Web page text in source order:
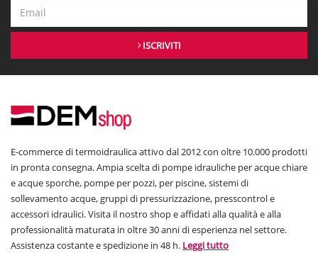
ISCRIVITI
E-commerce di termoidraulica attivo dal 2012 con oltre 10.000 prodotti
in pronta consegna. Ampia scelta di pompe idrauliche per acque chiare
e acque sporche, pompe per pozzi, per piscine, sistemi di
sollevamento acque, gruppi di pressurizzazione, presscontrol e
accessori idraulici. Visita il nostro shop e affidati alla qualità e alla
professionalità maturata in oltre 30 anni di esperienza nel settore.
Assistenza costante e spedizione in 48 h. Leggi tutto